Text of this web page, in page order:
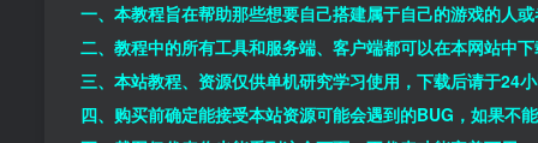
一、本教程旨在帮助那些想要自己搭建属于自己的游戏的人
二、教程中的所有工具和服务端、客户端都可以在本网站中
三、本站教程、资源仅供单机研究学习使用，下载后请于24
四、购买前确定能接受本站资源可能会遇到的BUG，如果不